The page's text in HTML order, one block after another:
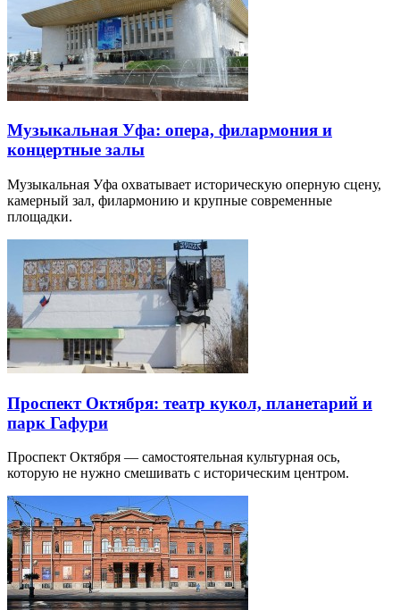
Музыкальная Уфа: опера, филармония и
концертные залы
Музыкальная Уфа охватывает историческую оперную сцену,
камерный зал, филармонию и крупные современные
площадки.
Проспект Октября: театр кукол, планетарий и
парк Гафури
Проспект Октября — самостоятельная культурная ось,
которую не нужно смешивать с историческим центром.